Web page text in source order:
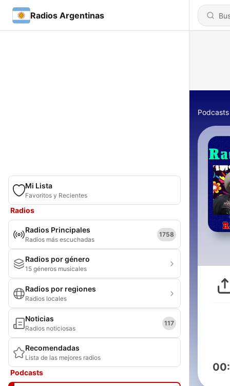
Radios Argentinas
Mi Lista
Favoritos y Recientes
Radios
Radios Principales
Radios más escuchadas
1758
Radios por género
15 géneros musicales
Radios por regiones
Radios locales
Noticias
Radios noticiosas
117
Recomendadas
Lista de las mejores radios
Podcasts
Podcasts